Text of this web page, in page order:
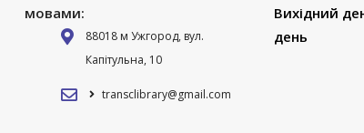
мовами:
88018 м Ужгород, вул.
Капітульна, 10
transclibrary@gmail.com
Вихідний
день